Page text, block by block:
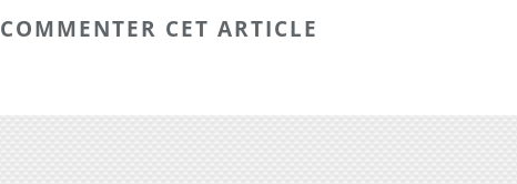
COMMENTER CET ARTICLE